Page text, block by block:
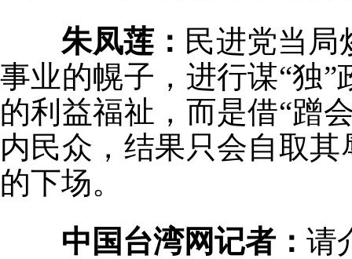
朱凤莲： 民进党当
事业的幌子，进行谋“独
的利益福祉，而是借“蹭
内民众，结果只会自取
的下场。
中国台湾网记者： 请